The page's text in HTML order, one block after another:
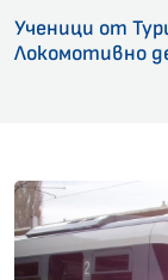
Ученици от
Локомотивно